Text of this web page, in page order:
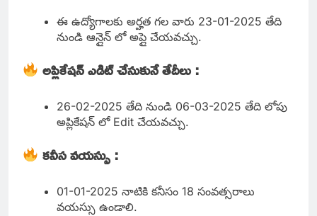
ఈ ఉద్యోగాలకు అర్హత గల వారు 23-01-2025 తేది
నుండి ఆన్లైన్ లో అప్లై చేయవచ్చు.
అప్లికేషన్ ఎడిట్ చేసుకునే తేదీలు :
26-02-2025 తేది నుండి 06-03-2025 తేది లోపు
అప్లికేషన్ లో Edit చేయవచ్చు.
కనీసవయస్సు :
01-01-2025 నాటికి కనీసం 18 సంవత్సరాలు
వయస్సు ఉండాలి.